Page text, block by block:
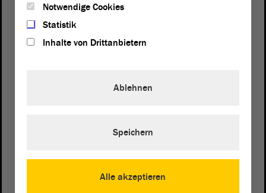
Postanschrift
von Sachsen-Anhalt
Notwendige Cookies
Statistik
Inhalte von Drittanbietern
Alle akzeptieren
Ablehnen
Speichern